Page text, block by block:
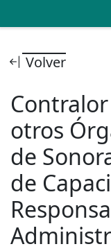
Volver
otros
de
de